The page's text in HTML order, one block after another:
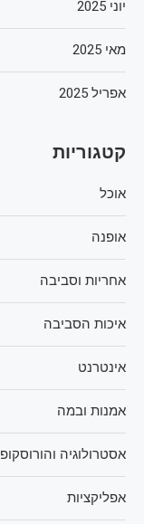
יוני 2025
מאי 2025
אפריל 2025
קטגוריות
אוכל
אופנה
אחריות וסביבה
איכות הסביבה
אינטרנט
אמנות ובמה
אסטרולוגיה והורוסקופ
אפליקציות